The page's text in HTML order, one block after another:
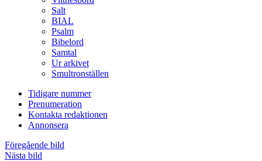
Salt
BIAL
Psalm
Bibelord
Samtal
Ur arkivet
Smultronställen
Tidigare nummer
Prenumeration
Kontakta redaktionen
Annonsera
Föregående bild
Nästa bild